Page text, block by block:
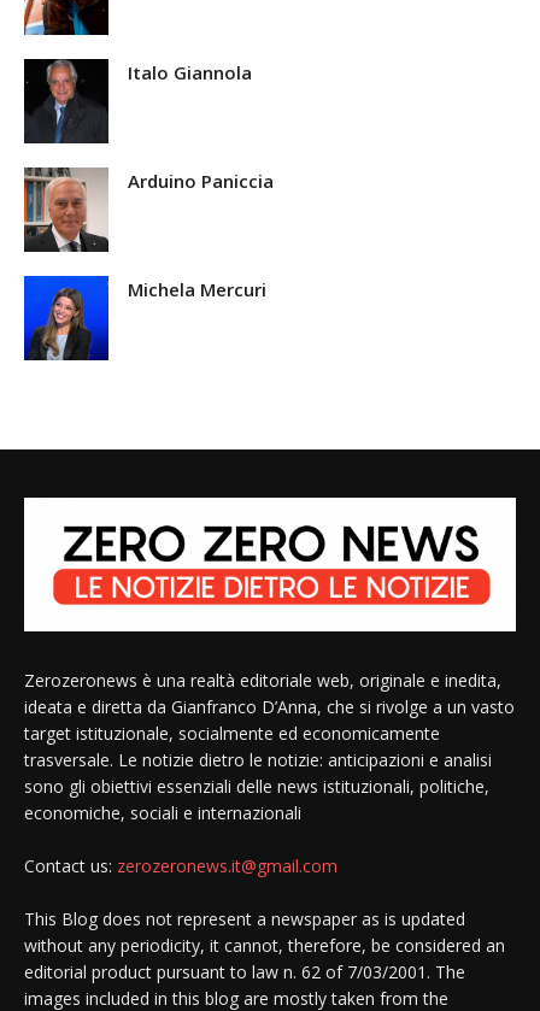
Italo Giannola
Arduino Paniccia
Michela Mercuri
Zerozeronews è una realtà editoriale web, originale e inedita,
ideata e diretta da Gianfranco D’Anna, che si rivolge a un vasto
target istituzionale, socialmente ed economicamente
trasversale. Le notizie dietro le notizie: anticipazioni e analisi
sono gli obiettivi essenziali delle news istituzionali, politiche,
economiche, sociali e internazionali
Contact us: zerozeronews.it@gmail.com
This Blog does not represent a newspaper as is updated
without any periodicity, it cannot, therefore, be considered an
editorial product pursuant to law n. 62 of 7/03/2001. The
images included in this blog are mostly taken from the